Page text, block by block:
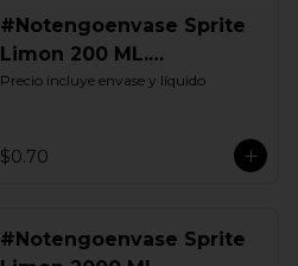
#Notengoenvase Sprite
Limon 200 ML.
Retornable
Precio incluye envase y líquido
$0.70
#Notengoenvase Sprite